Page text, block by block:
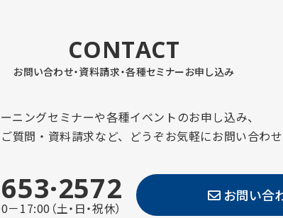
CONTACT
お問い合わせ・資料請求・各種セミナーお申し込み
ニングセミナーや各種イベントのお申し込み、
質問・資料請求など、どうぞお気軽にお問い合わ
17:00（土・日・祝休）
お問い合